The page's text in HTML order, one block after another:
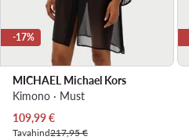
-17%
MICHAEL Michael Kors
Kimono · Must
Praegune hind
109,99€
Tavahind217,95 €